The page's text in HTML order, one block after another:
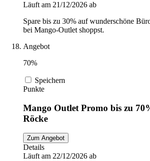
Läuft am 21/12/2026 ab
Spare bis zu 30% auf wunderschöne
bei Mango-Outlet shoppst.
Angebot
70%
Speichern
Punkte
Mango Outlet Promo bis zu
Röcke
Zum Angebot
Details
Läuft am 22/12/2026 ab